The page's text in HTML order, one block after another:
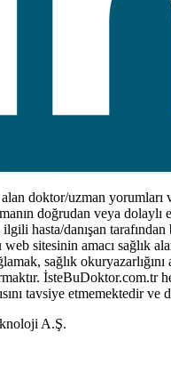
doktor/uzman yorumları
doğrudan veya dolaylı
ilgili hasta/danışan tarafından
web sitesinin amacı sağlık
sağlık okuryazarlığını
İsteBuDoktor.com.tr
tavsiye etmemektedir ve
A.Ş.